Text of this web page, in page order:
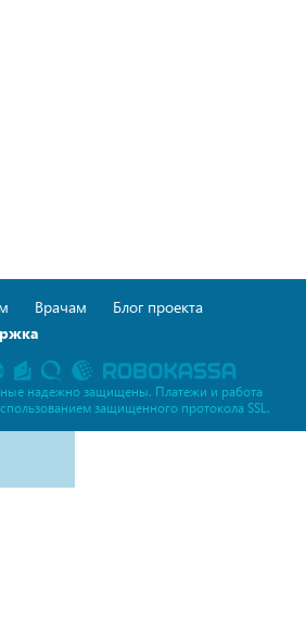
Врачам
Блог проекта
надежно защищены. Платежи и работа
защищенного протокола SSL.